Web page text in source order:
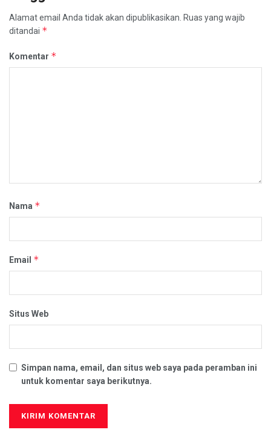
Alamat email Anda tidak akan dipublikasikan. Ruas yang wajib
ditandai *
Komentar *
Nama *
Email *
Situs Web
Simpan nama, email, dan situs web saya pada peramban ini
untuk komentar saya berikutnya.